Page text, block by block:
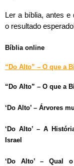
Ler a bíblia, antes
o resultado
Bíblia online
“Do Alto” – O que a
“Do Alto” – O que a
‘Do Alto’ – Árvores
‘Do Alto’ – A
Israel
‘Do Alto’ – Qual